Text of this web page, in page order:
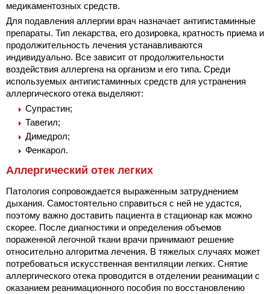
медикаментозных средств.
Для подавления аллергии врач назначает антигистаминные
препараты. Тип лекарства, его дозировка, кратность приема и
продолжительность лечения устанавливаются
индивидуально. Все зависит от продолжительности
воздействия аллергена на организм и его типа. Среди
используемых антигистаминных средств для устранения
аллергического отека выделяют:
Супрастин;
Тавегил;
Димедрол;
Фенкарол.
Аллергический отек легких
Патология сопровождается выраженным затруднением
дыхания. Самостоятельно справиться с ней не удастся,
поэтому важно доставить пациента в стационар как можно
скорее. После диагностики и определения объемов
пораженной легочной ткани врачи принимают решение
относительно алгоритма лечения. В тяжелых случаях может
потребоваться искусственная вентиляции легких. Снятие
аллергического отека проводится в отделении реанимации с
оказанием реанимационного пособия по восстановлению